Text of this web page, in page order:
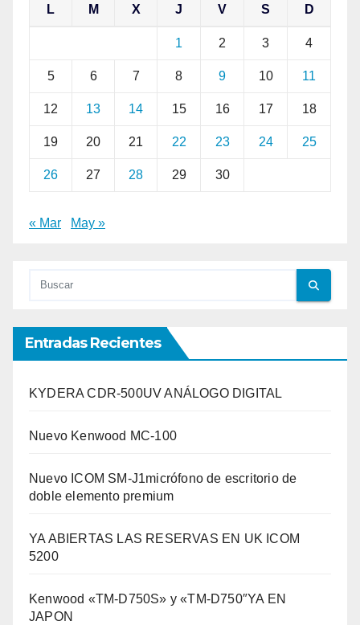
L M X J V S D
1 2 3 4
5 6 7 8 9 10 11
12 13 14 15 16 17 18
19 20 21 22 23 24 25
26 27 28 29 30
« Mar May »
Entradas Recientes
KYDERA CDR-500UV ANÁLOGO DIGITAL
Nuevo Kenwood MC-100
Nuevo ICOM SM-J1micrófono de escritorio de
doble elemento premium
YA ABIERTAS LAS RESERVAS EN UK ICOM
5200
Kenwood «TM-D750S» y «TM-D750″YA EN
JAPON